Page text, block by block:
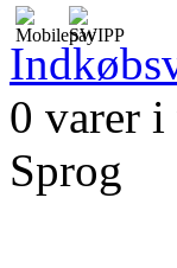
0 varer i
Sprog